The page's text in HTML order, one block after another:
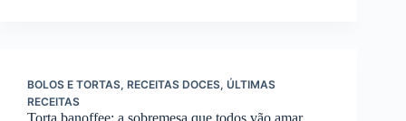
BOLOS E TORTAS, RECEITAS DOCES, ÚLTIMAS
RECEITAS